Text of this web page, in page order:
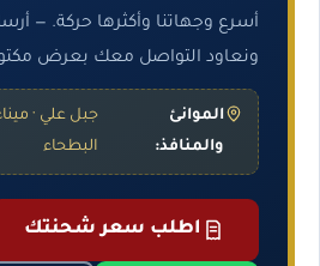
أسرع وجهاتنا وأكثرها حركة. —
ونعاود التواصل معك بعرض
الموانئ
والمنافذ:
جبل علي ·
البطحاء
اطلب سعر شحنتك